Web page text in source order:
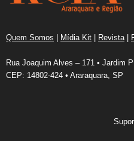
Quem Somos | Mídia Kit | Revista |
Rua Joaquim Alves – 171 • Jardim
CEP: 14802-424 • Araraquara, SP